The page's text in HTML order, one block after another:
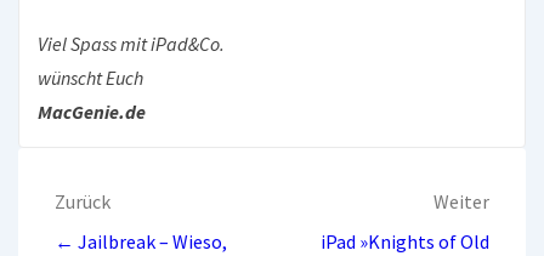
Viel Spass mit iPad&Co.
wünscht Euch
MacGenie.de
Beitragsnavigation
Zurück
← Jailbreak – Wieso,
Weiter
iPad »Knights of Old